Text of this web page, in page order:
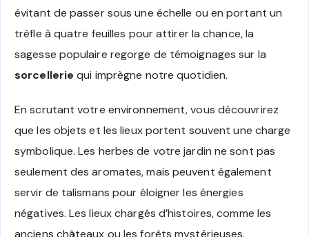
évitant de passer sous une échelle ou en portant un
trèfle à quatre feuilles pour attirer la chance, la
sagesse populaire regorge de témoignages sur la
sorcellerie qui imprègne notre quotidien.
En scrutant votre environnement, vous découvrirez
que les objets et les lieux portent souvent une charge
symbolique. Les herbes de votre jardin ne sont pas
seulement des aromates, mais peuvent également
servir de talismans pour éloigner les énergies
négatives. Les lieux chargés d’histoires, comme les